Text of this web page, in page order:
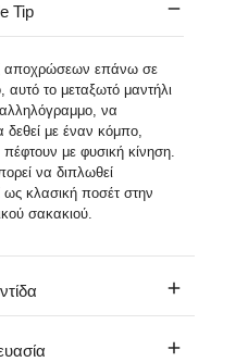
Tip
αποχρώσεων επάνω σε
το μεταξωτό μαντήλι
να
δεθεί με έναν κόμπο,
με φυσική κίνηση.
να διπλωθεί
κλασική ποσέτ στην
σακακιού.